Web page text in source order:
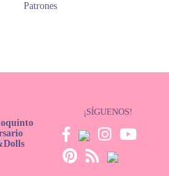
Patrones
¡SÍGUENOS!